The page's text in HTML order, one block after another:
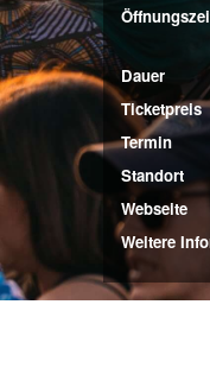
Dauer
Ticketpreis
Termin
Standort
Webseite
Weitere